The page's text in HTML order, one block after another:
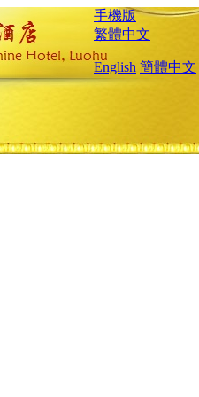
手機版
繁體中文
English 簡體中文